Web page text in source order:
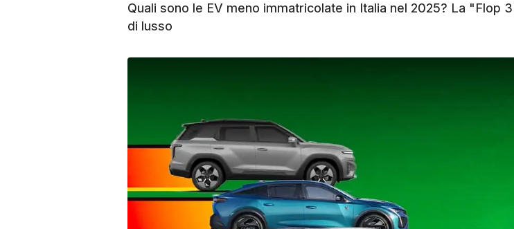
Quali sono le EV meno immatricolate in Italia nel 2025? La
di lusso